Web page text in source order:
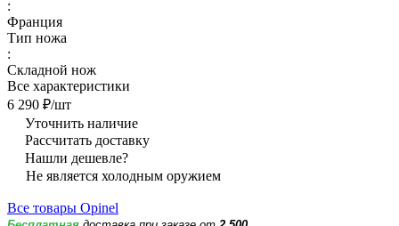
:
Франция
Тип ножа
:
Складной нож
Все характеристики
6 290 ₽/шт
Уточнить наличие
Рассчитать доставку
Нашли дешевле?
Не является холодным оружием
Все товары Opinel